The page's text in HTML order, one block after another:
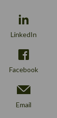
LinkedIn
Facebook
Email